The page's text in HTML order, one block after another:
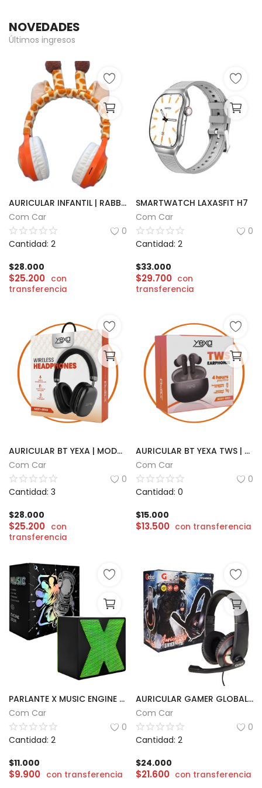
NOVEDADES
Últimos ingresos
AURICULAR INFANTIL | RABBIT MSL-832
Com Car
0
Cantidad: 2
$28.000
$25.200 con
transferencia
SMARTWATCH LAXASFIT H7
Com Car
0
Cantidad: 2
$33.000
$29.700 con
transferencia
AURICULAR BT YEXA | MODY-00HG
Com Car
0
Cantidad: 3
$28.000
$25.200 con
transferencia
AURICULAR BT YEXA TWS | MODY-00DT
Com Car
0
Cantidad: 0
$15.000
$13.500 con transferencia
PARLANTE X MUSIC ENGINE 2024
Com Car
0
Cantidad: 2
$11.000
$9.900 con transferencia
AURICULAR GAMER GLOBAL EPGMR029
Com Car
0
Cantidad: 2
$24.000
$21.600 con transferencia